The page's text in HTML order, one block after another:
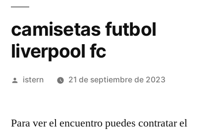
camisetas futbol
liverpool fc
Publicado
istern 21 de septiembre de 2023
Para ver el encuentro puedes contratar el